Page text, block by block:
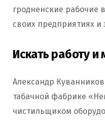
гродненские рабочие
своих предприятиях и
Искать работу и
Александр Куванников
табачной фабрике
чистильщиком